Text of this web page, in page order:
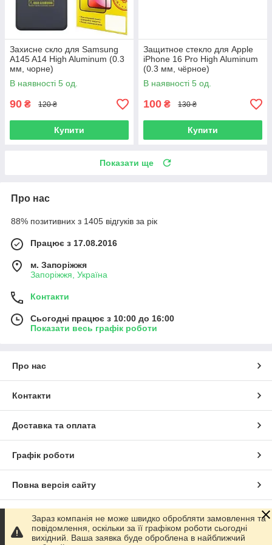
Захисне скло для Samsung
A145 A14 High Aluminum (0.3
мм, чорне)
В наявності 5 од.
90 ₴ 120 ₴
Купити
Защитное стекло для Apple
iPhone 16 Pro High Aluminum
(0.3 мм, чёрное)
В наявності 5 од.
100 ₴ 130 ₴
Купити
Показати ще
Про нас
88% позитивних з 1405 відгуків за рік
Працює з 17.08.2016
м. Запоріжжя
Запоріжжя, Україна
Контакти
Сьогодні працює з 10:00 до 16:00
Показати весь графік роботи
Про нас
Контакти
Доставка та оплата
Графік роботи
Повна версія сайту
Сайт створено на маркетплейсі Prom.ua
Зараз компанія не може швидко обробляти замовлення та
повідомлення, оскільки за її графіком роботи сьогодні
вихідний. Ваша заявка буде оброблена в найближчий